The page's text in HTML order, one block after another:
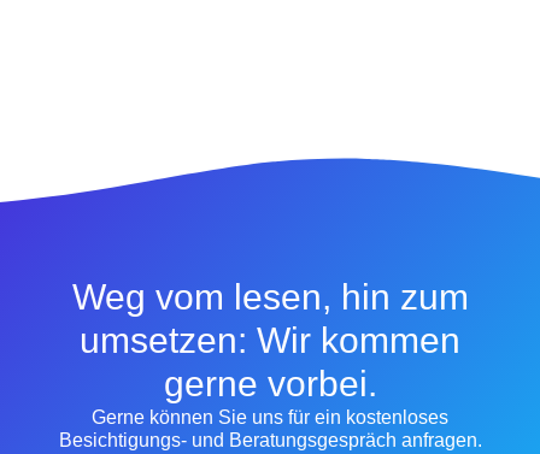
Weg vom lesen, hin zum
umsetzen: Wir kommen
gerne vorbei.
Gerne können Sie uns für ein kostenloses
Besichtigungs- und Beratungsgespräch anfragen.